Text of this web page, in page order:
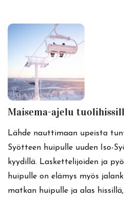
Maisema-ajelu
Lähde nauttimaan upeista
Syötteen huipulle uuden Iso-
kyydillä. Laskettelijoiden ja
huipulle on elämys myös
matkan huipulle ja alas